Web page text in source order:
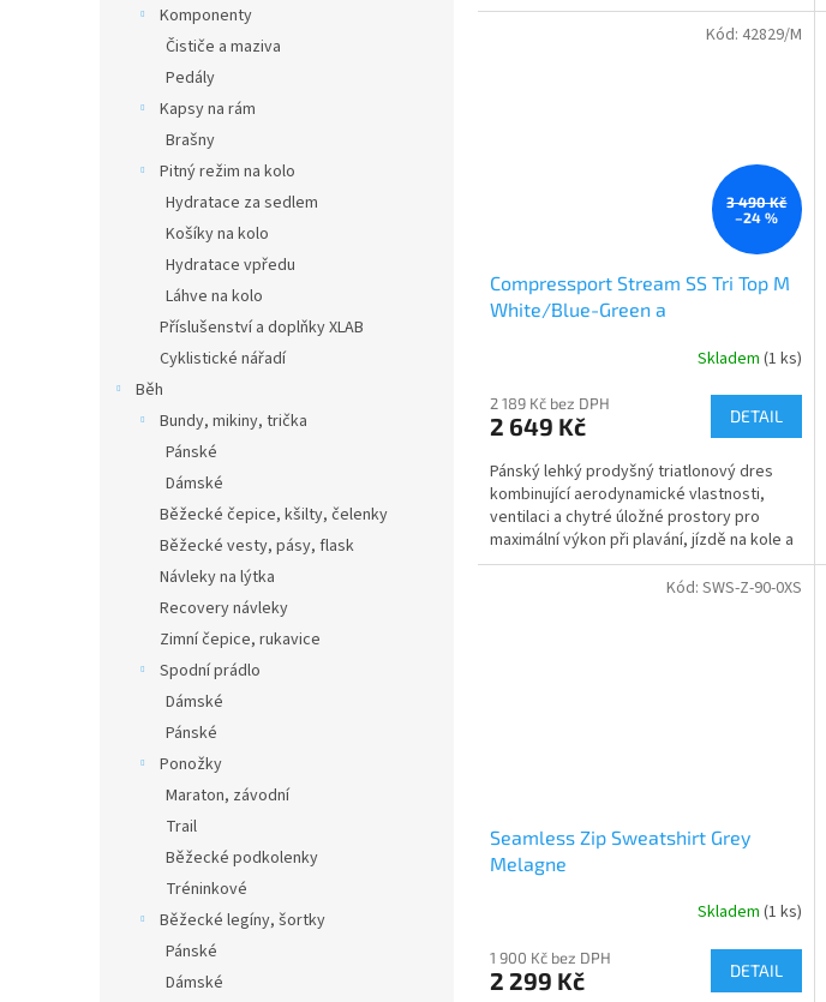
Komponenty
Čističe a maziva
Pedály
Kapsy na rám
Brašny
Pitný režim na kolo
Hydratace za sedlem
Košíky na kolo
Hydratace vpředu
Láhve na kolo
Příslušenství a doplňky XLAB
Cyklistické nářadí
Běh
Bundy, mikiny, trička
Pánské
Dámské
Běžecké čepice, kšilty, čelenky
Běžecké vesty, pásy, flask
Návleky na lýtka
Recovery návleky
Zimní čepice, rukavice
Spodní prádlo
Dámské
Pánské
Ponožky
Maraton, závodní
Trail
Běžecké podkolenky
Tréninkové
Běžecké legíny, šortky
Pánské
Dámské
3 490 Kč
–24 %
Compressport Stream SS Tri Top M
White/Blue-Green a
Skladem (1 ks)
2 189 Kč bez DPH
2 649 Kč DETAIL
Pánský lehký prodyšný triatlonový dres
kombinující aerodynamické vlastnosti,
ventilaci a chytré úložné prostory pro
maximální výkon při plavání, jízdě na kole a
běhu.
Kód: 42829/M
Seamless Zip Sweatshirt Grey
Melagne
Skladem (1 ks)
1 900 Kč bez DPH
2 299 Kč DETAIL
Kód: SWS-Z-90-0XS